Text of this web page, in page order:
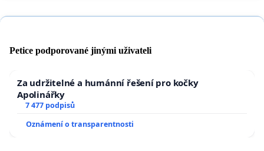
Petice podporované jinými uživateli
Za udržitelné a humánní řešení pro kočky
Apolinářky
7 477 podpisů
Oznámení o transparentnosti